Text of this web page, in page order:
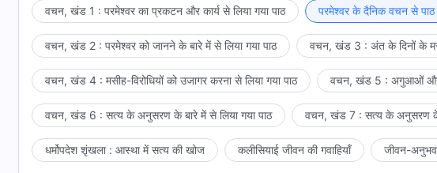
को पछतावा महसूस होता है और वे प्रायश्चित करने को तैयार होते हैं। इस तरह, उनका
त्याग दिया जाता है। पवित्र आत्मा का कार्य विशेष रूप से सामान्य होता है, और जब वह
हैं, वे तब भी रोते हैं, वे तब भी दुःख उठाते हैं, वे तब भी कमज़ोर होते हैं, और ऐसी बहुत सी
प्रशंसा कर सकते हैं; पवित्र आत्मा का कार्य विशेष रूप से सामान्य होता है, और उसमें
जैसे ही पवित्र आत्मा कार्य करना आरंभ करता है, वैसे ही लोगों की दशा में परिवर्तन आ
त्रुटिपूर्ण होती हैं। जब पवित्र आत्मा मनुष्य के भीतर कार्य करता है, तो मनुष्य की
परंतु पवित्र आत्मा का प्रकाशन और प्रज्ज्वलन आ जाता है, और इसलिये उसकी दशा और
सामान्य हो जाती हैं, और वह शीघ्रता से बदल जाता है। लोगों के वास्तविक अनुभवों में वे
वचन, खंड 1 : परमेश्वर का प्रकटन और कार्य से लिया गया पाठ परमेश्वर के दैनिक वचन से पाठ
वचन, खंड 2 : परमेश्वर को जानने के बारे में से लिया गया पाठ वचन, खंड 3 : अंत के दिनों के
वचन, खंड 4 : मसीह-विरोधियों को उजागर करना से लिया गया पाठ वचन, खंड 5 : अगुआओं और
वचन, खंड 6 : सत्य के अनुसरण के बारे में से लिया गया पाठ वचन, खंड 7 : सत्य के अनुसरण के
धर्मोपदेश शृंखला : आस्था में सत्य की खोज कलीसियाई जीवन की गवाहियाँ जीवन-अनुभव